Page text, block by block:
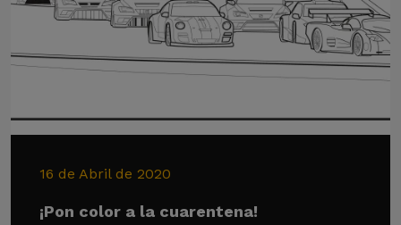
16 de Abril de 2020
¡Pon color a la cuarentena!